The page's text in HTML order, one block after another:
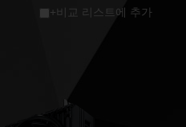
+비교 리스트에 추가